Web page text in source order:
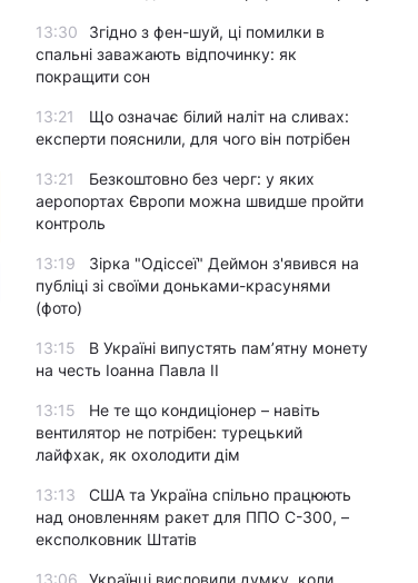
13:30
Згідно з фен-шуй, ці помилки в
спальні заважають відпочинку: як
покращити сон
13:21
Що означає білий наліт на сливах:
експерти пояснили, для чого він потрібен
13:21
Безкоштовно без черг: у яких
аеропортах Європи можна швидше пройти
контроль
13:19
Зірка "Одіссеї" Деймон з'явився на
публіці зі своїми доньками-красунями
(фото)
13:15
В Україні випустять пам’ятну монету
на честь Іоанна Павла II
13:15
Не те що кондиціонер – навіть
вентилятор не потрібен: турецький
лайфхак, як охолодити дім
13:13
США та Україна спільно працюють
над оновленням ракет для ППО С-300, –
експолковник Штатів
13:06 Українці висловили думку, коли